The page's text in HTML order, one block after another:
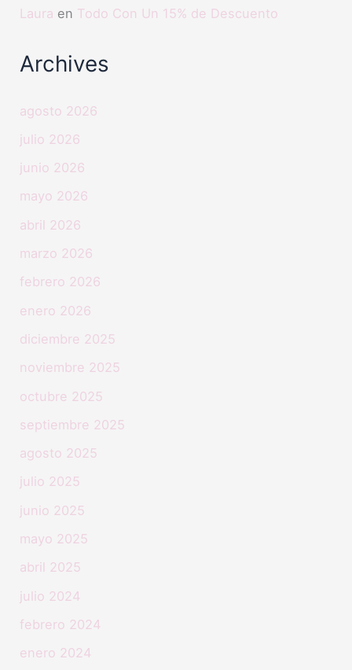
Laura en Todo Con Un 15% de Descuento
Archives
agosto 2026
julio 2026
junio 2026
mayo 2026
abril 2026
marzo 2026
febrero 2026
enero 2026
diciembre 2025
noviembre 2025
octubre 2025
septiembre 2025
agosto 2025
julio 2025
junio 2025
mayo 2025
abril 2025
julio 2024
febrero 2024
enero 2024